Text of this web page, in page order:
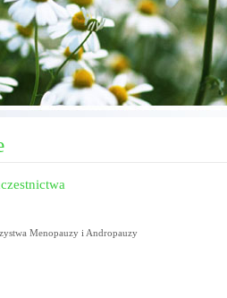
Menopauzy i Andropauzy